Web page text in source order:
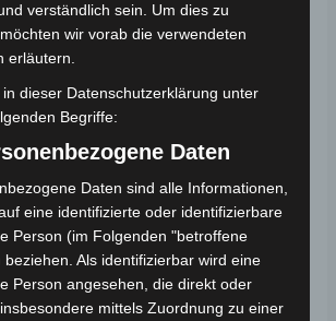
Bewertet
0
19,00€ *
VB7
verständlich sein. Um dies zu
wir vorab die verwendeten
erläutern.
dieser Datenschutzerklärung unter
Begriffe:
Daten
Daten sind alle Informationen,
eine identifizierte oder identifizierbare
Person (im Folgenden "betroffene
beziehen. Als identifizierbar wird eine
Person angesehen, die direkt oder
mittels Zuordnung zu einer